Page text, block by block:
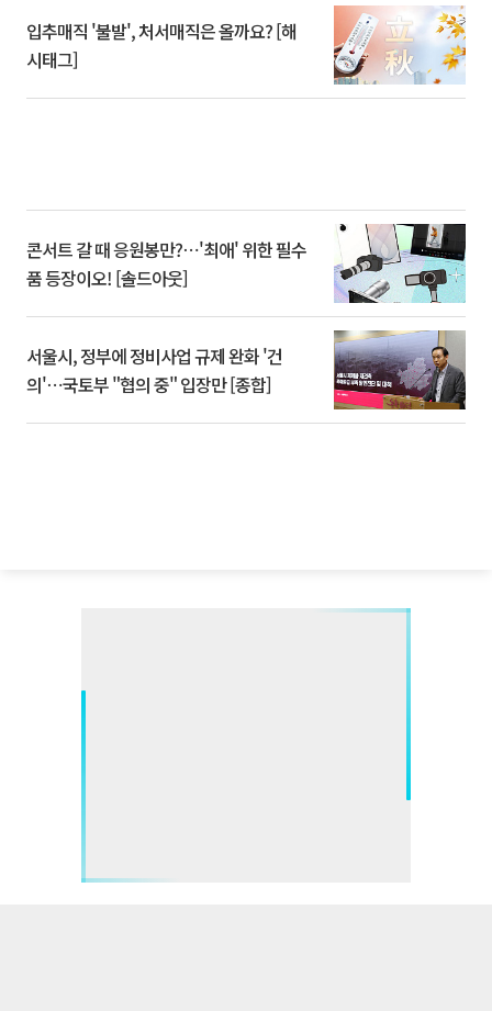
입추매직 '불발', 처서매직은 올까요? [해
시태그]
콘서트 갈 때 응원봉만?⋯'최애' 위한 필수
품 등장이오! [솔드아웃]
서울시, 정부에 정비사업 규제 완화 '건
의'⋯국토부 "협의 중" 입장만 [종합]